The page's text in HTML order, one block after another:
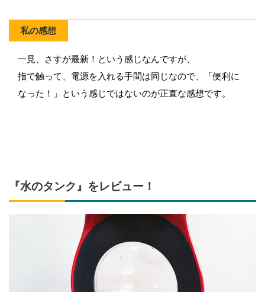
私の感想
一見、さすが最新！という感じなんですが、
指で触って、電源を入れる手間は同じなので、「便利に
なった！」という感じではないのが正直な感想です。
『水のタンク』をレビュー！